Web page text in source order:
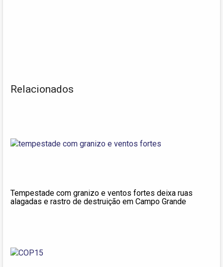
Relacionados
Tempestade com granizo e ventos fortes deixa ruas
alagadas e rastro de destruição em Campo Grande